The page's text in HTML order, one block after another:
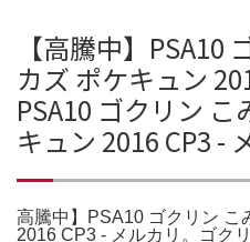
【高騰中】PSA10
カズ ポケキュン
PSA10 ゴクリン
キュン 2016 CP3 -
高騰中】PSA10 ゴクリン こ
2016 CP3 - メルカリ。ゴク